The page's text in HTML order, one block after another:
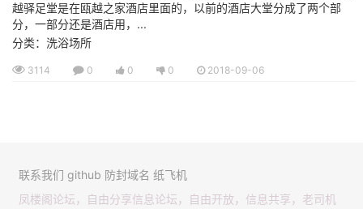
越驿足堂是在瓯越之家酒店里面的，以前的酒店大堂分成了两个部
分，一部分还是酒店用，...
分类：洗浴场所
3114 0 0 0 2018-09-06
联系我们 github 防封域名 纸飞机
凤楼阁论坛，自由分享信息论坛，自由开放，信息共享，老司机